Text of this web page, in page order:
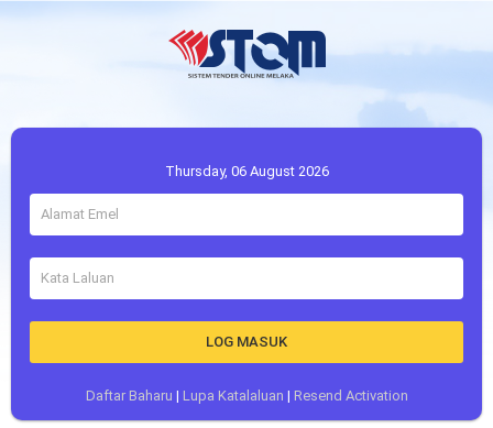
Thursday, 06 August 2026
LOG MASUK
Daftar Baharu | Lupa Katalaluan | Resend Activation